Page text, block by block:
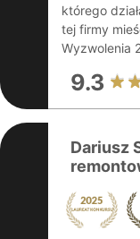
którego
tej firmy
Wyzwolenia
9.3
Dariusz